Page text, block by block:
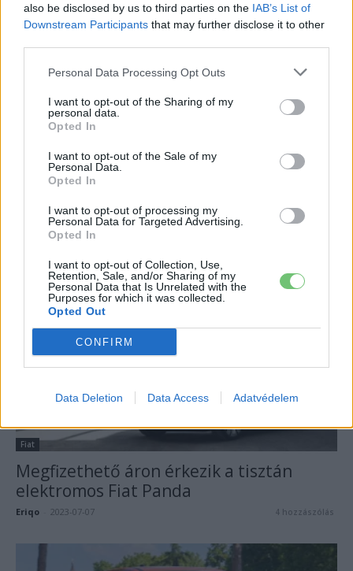
also be disclosed by us to third parties on the IAB’s List of
Downstream Participants that may further disclose it to other
Personal Data Processing Opt Outs
I want to opt-out of the Sharing of my
personal data.
Opted In
I want to opt-out of the Sale of my
Personal Data.
Opted In
I want to opt-out of processing my
Personal Data for Targeted Advertising.
Opted In
I want to opt-out of Collection, Use,
Retention, Sale, and/or Sharing of my
Personal Data that Is Unrelated with the
Purposes for which it was collected.
Opted Out
CONFIRM
Data Deletion Data Access Adatvédelem
e-cars.hu - 2023-09-14 0 hozzászólás
Jön a Fiat tízmillió forint alatti
elektromos autója
2023-08-09
Fiat
Megfizethető áron érkezik a tisztán
elektromos Fiat Panda
Eriqo 2023-07-07 4 hozzászólás